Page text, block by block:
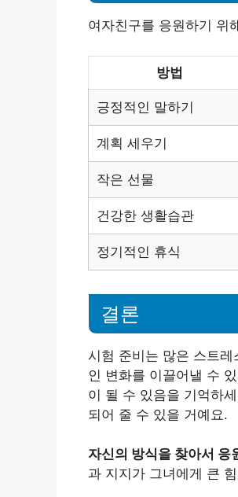
여자친구를 응원하기 위
방법
긍정적인 말하기
계획 세우기
작은 선물
건강한 생활습관
정기적인 휴식
결론
시험 준비는 많은 스트
인 변화를 이끌어낼 수
이 될 수 있음을 기억하
되어 줄 수 있을 거예요.
자신의 방식을 찾아서 응
과 지지가 그녀에게 큰